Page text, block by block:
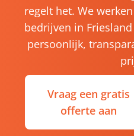
regelt het. We werken
bedrijven in
persoonlijk,
Vraag een gratis
offerte aan